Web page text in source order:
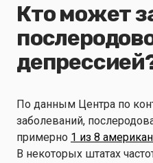
Кто может
По данным Центра по
заболеваний,
примерно 1 из 8
В некоторых штатах